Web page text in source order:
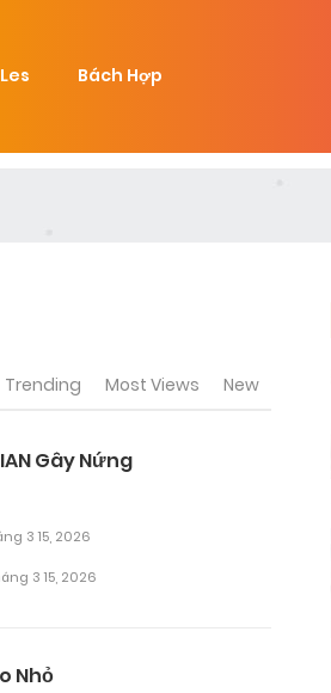
Bách Hợp
Trending Most Views New
Gây Nứng
3 15, 2026
3 15, 2026
Nhỏ